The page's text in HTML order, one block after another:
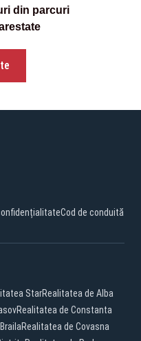
din parcuri
Cod de conduită
StarRealitatea de Alba
Realitatea de Constanta
Realitatea de Covasna